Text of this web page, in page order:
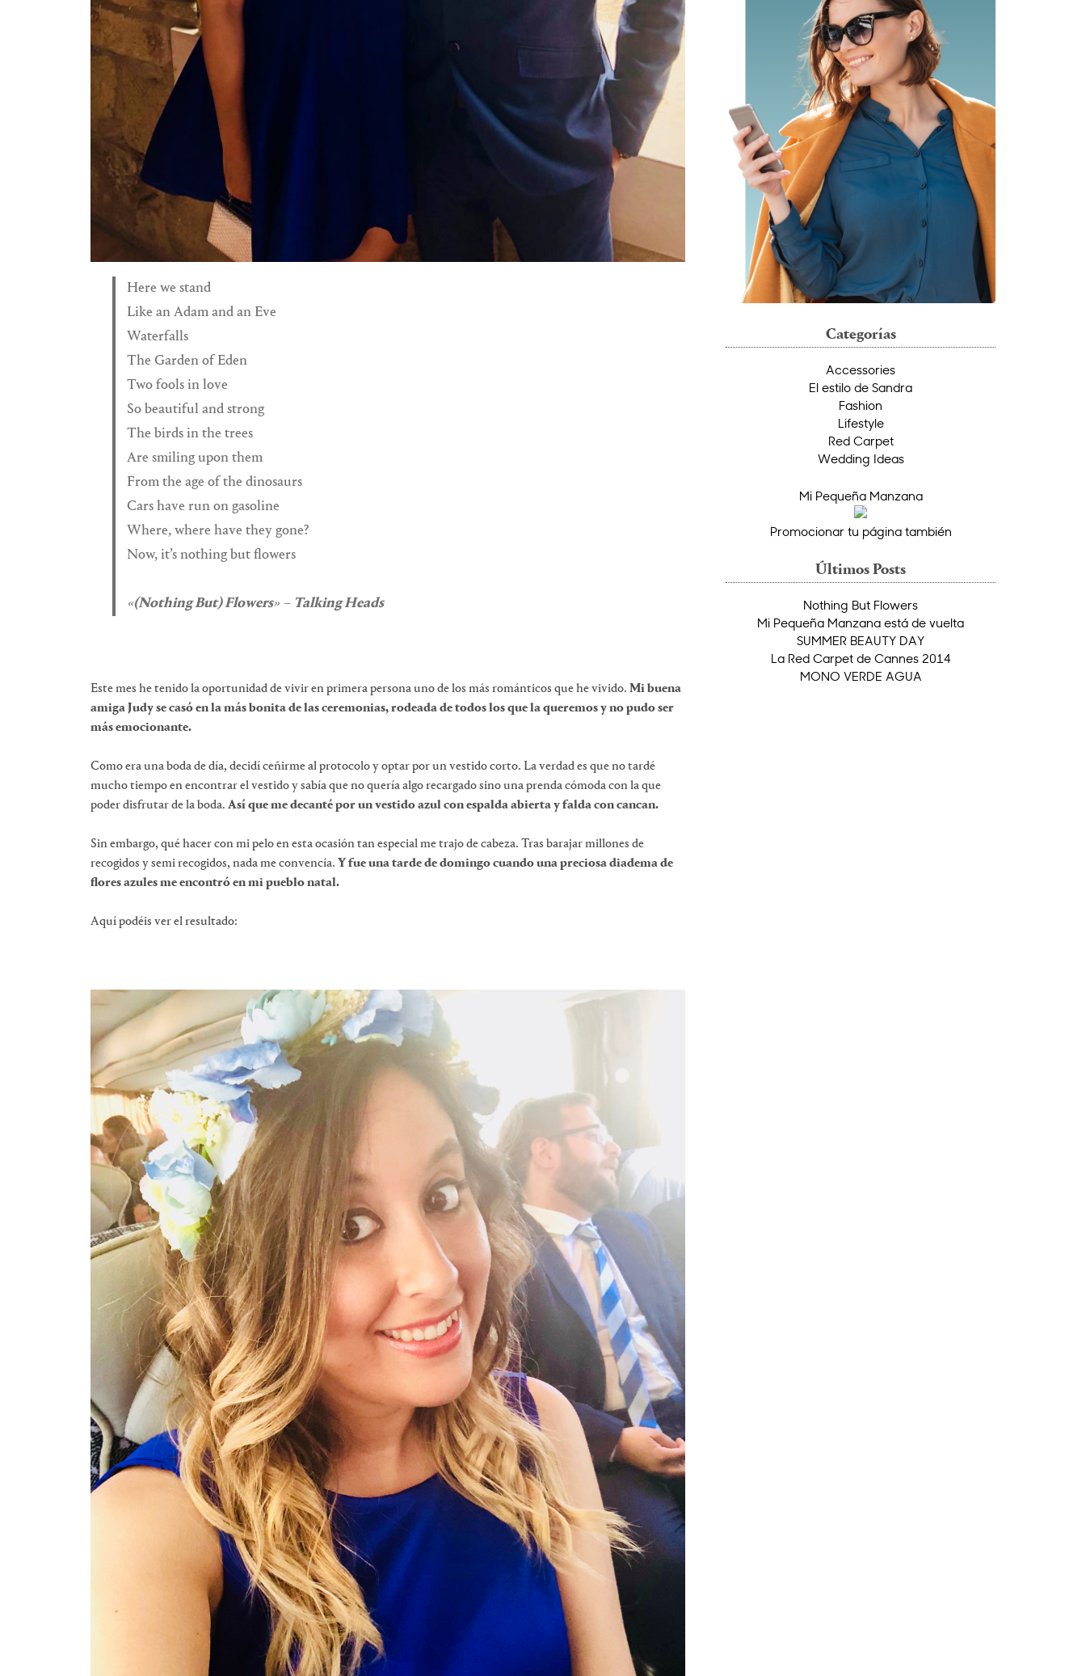
Here we stand
Like an Adam and an Eve
Waterfalls
The Garden of Eden
Two fools in love
So beautiful and strong
The birds in the trees
Are smiling upon them
From the age of the dinosaurs
Cars have run on gasoline
Where, where have they gone?
Now, it’s nothing but flowers
«(Nothing But) Flowers» – Talking Heads
Este mes he tenido la oportunidad de vivir en primera persona uno de los más románticos que he vivido. Mi buena
amiga Judy se casó en la más bonita de las ceremonias, rodeada de todos los que la queremos y no pudo ser
más emocionante.
Como era una boda de día, decidí ceñirme al protocolo y optar por un vestido corto. La verdad es que no tardé
mucho tiempo en encontrar el vestido y sabía que no quería algo recargado sino una prenda cómoda con la que
poder disfrutar de la boda. Así que me decanté por un vestido azul con espalda abierta y falda con cancan.
Sin embargo, qué hacer con mi pelo en esta ocasión tan especial me trajo de cabeza. Tras barajar millones de
recogidos y semi recogidos, nada me convencía. Y fue una tarde de domingo cuando una preciosa diadema de
flores azules me encontró en mi pueblo natal.
Aquí podéis ver el resultado:
Categorías
Accessories
El estilo de Sandra
Fashion
Lifestyle
Red Carpet
Wedding Ideas
Mi Pequeña Manzana
Promocionar tu página también
Últimos Posts
Nothing But Flowers
Mi Pequeña Manzana está de vuelta
SUMMER BEAUTY DAY
La Red Carpet de Cannes 2014
MONO VERDE AGUA